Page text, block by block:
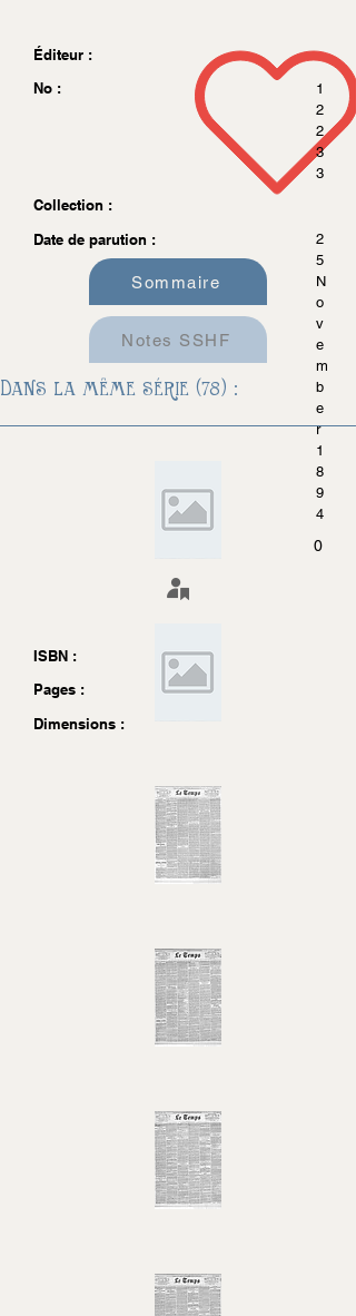
Éditeur :
No :
1
2
2
3
3
Collection :
Date de parution :
2
5
N
o
v
e
m
b
e
r
1
8
9
4
0
ISBN :
Pages :
Dimensions :
Sommaire
Notes SSHF
Dans la même série (78) :